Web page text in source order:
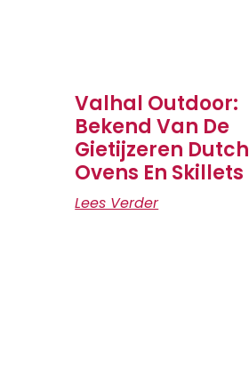
Valhal Outdoor:
Bekend Van De
Gietijzeren Dutch
Ovens En Skillets
Lees Verder